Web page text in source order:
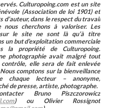
Culturopoing.com est un site
(Association de loi 1901) et
d’auteur, dans le respect du travail
nous cherchons à valoriser. Les
le site ne sont là qu’à titre
un but d’exploitation commerciale
la propriété de Culturopoing.
photographie avait malgré tout
elle sera de fait enlevée
comptons sur la bienveillance
chaque lecteur – anonyme,
de presse, artiste, photographe.
Bruno Piszczorowicz
) ou Olivier Rossignot